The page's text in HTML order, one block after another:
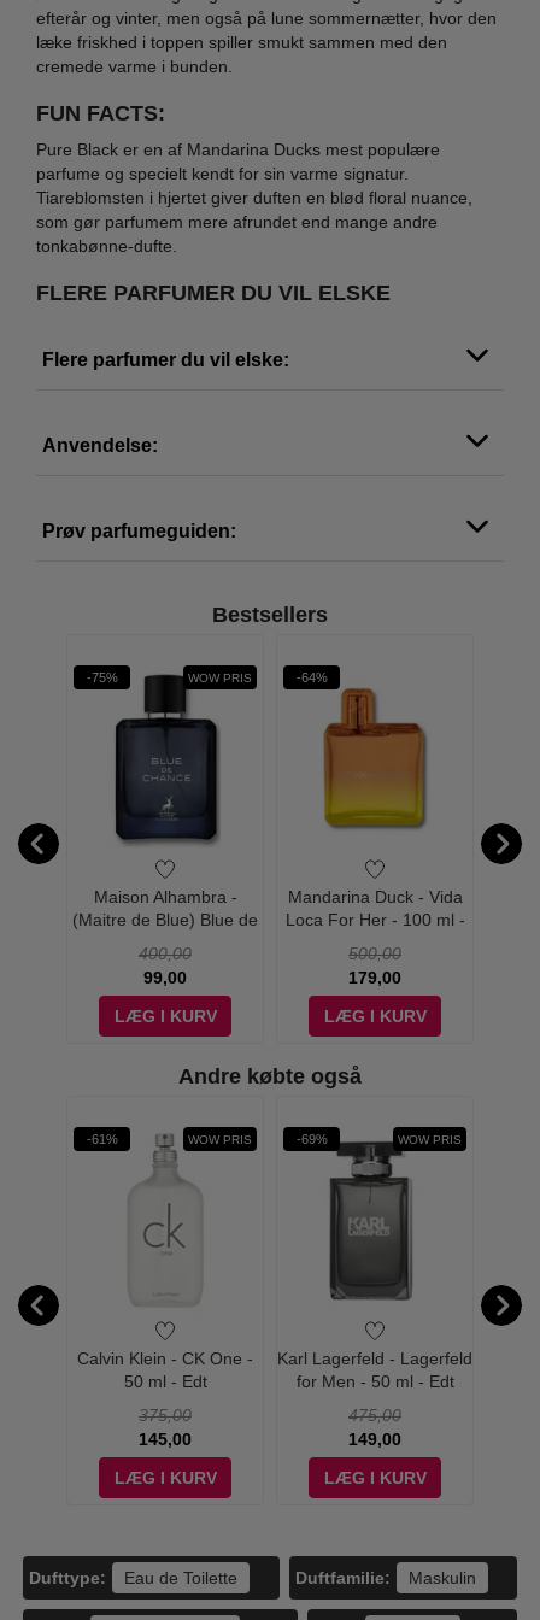
efterår og vinter, men også på lune sommernætter, hvor den
læke friskhed i toppen spiller smukt sammen med den
cremede varme i bunden.
FUN FACTS:
Pure Black er en af Mandarina Ducks mest populære
parfume og specielt kendt for sin varme signatur.
Tiareblomsten i hjertet giver duften en blød floral nuance,
som gør parfumem mere afrundet end mange andre
tonkabønne-dufte.
FLERE PARFUMER DU VIL ELSKE
Flere parfumer du vil elske:
Anvendelse:
Prøv parfumeguiden:
Bestsellers
-75% WOW PRIS
Maison Alhambra -
(Maitre de Blue) Blue de
400,00
99,00
LÆG I KURV
-64%
Mandarina Duck - Vida
Loca For Her - 100 ml -
500,00
179,00
LÆG I KURV
Andre købte også
-61% WOW PRIS
Calvin Klein - CK One -
50 ml - Edt
375,00
145,00
LÆG I KURV
-69% WOW PRIS
Karl Lagerfeld - Lagerfeld
for Men - 50 ml - Edt
475,00
149,00
LÆG I KURV
Dufttype: Eau de Toilette Duftfamilie: Maskulin